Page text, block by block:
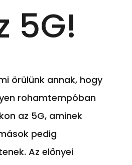
5G!
örülünk annak, hogy
rohamtempóban
az 5G, aminek
pedig
Az előnyei